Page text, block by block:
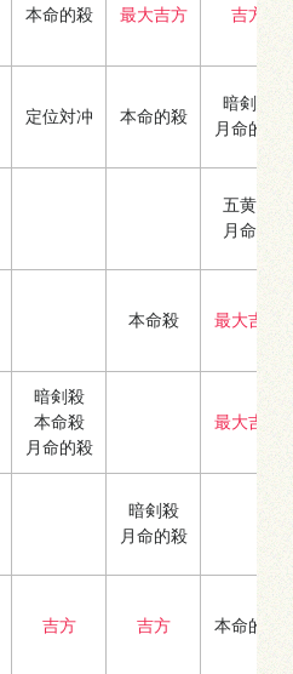
本命的殺 最大吉方 吉方
定位対冲 本命的殺
暗剣殺
月命的殺
五黄殺
月命殺
本命殺 最大吉方
暗剣殺
本命殺
月命的殺
最大吉方
暗剣殺
月命的殺
吉方 吉方 本命的殺